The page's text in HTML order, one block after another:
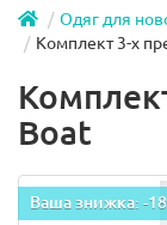
Одяг для
Комплект 3-х
Boat
Ваша знижка: -